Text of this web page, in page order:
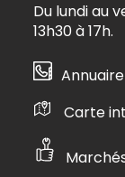
Du lundi au
13h30 à 17h.
Annuaire
Carte